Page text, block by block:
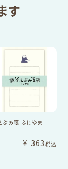
す
ぶみ箋 ふじやま
¥ 363 税込